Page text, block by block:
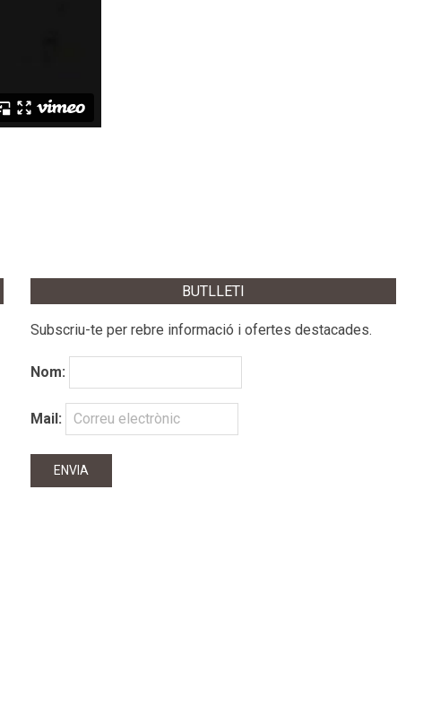
BUTLLETI
Subscriu-te per rebre informació i ofertes destacades.
Nom:
Mail: